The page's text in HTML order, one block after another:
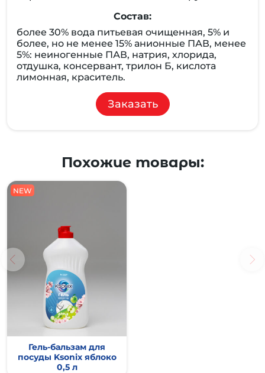
Состав:
более 30% вода питьевая очищенная, 5% и
более, но не менее 15% анионные ПАВ, менее
5%: неиногенные ПАВ, натрия, хлорида,
отдушка, консервант, трилон Б, кислота
лимонная, краситель.
Заказать
Похожие товары:
NEW
Гель-бальзам для
посуды Ksonix яблоко
0,5 л